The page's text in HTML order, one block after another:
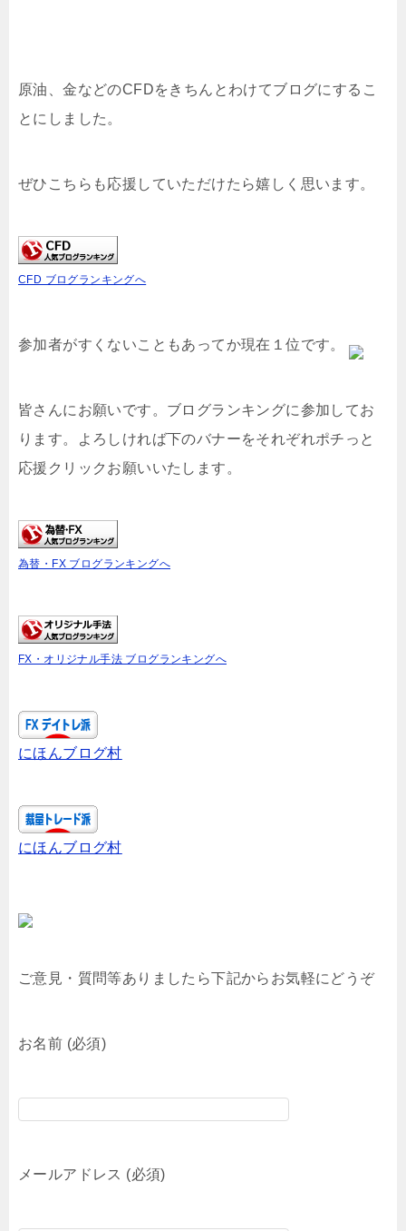
原油、金などのCFDをきちんとわけてブログにするこ
とにしました。
ぜひこちらも応援していただけたら嬉しく思います。
CFD ブログランキングへ
参加者がすくないこともあってか現在１位です。
皆さんにお願いです。ブログランキングに参加してお
ります。よろしければ下のバナーをそれぞれポチっと
応援クリックお願いいたします。
為替・FX ブログランキングへ
FX・オリジナル手法 ブログランキングへ
にほんブログ村
にほんブログ村
ご意見・質問等ありましたら下記からお気軽にどうぞ
お名前 (必須)
メールアドレス (必須)